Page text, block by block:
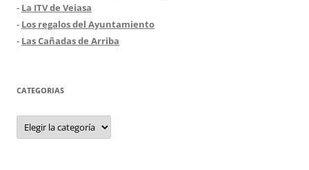
- La ITV de Veiasa
- Los regalos del Ayuntamiento
- Las Cañadas de Arriba
CATEGORIAS
Categorias